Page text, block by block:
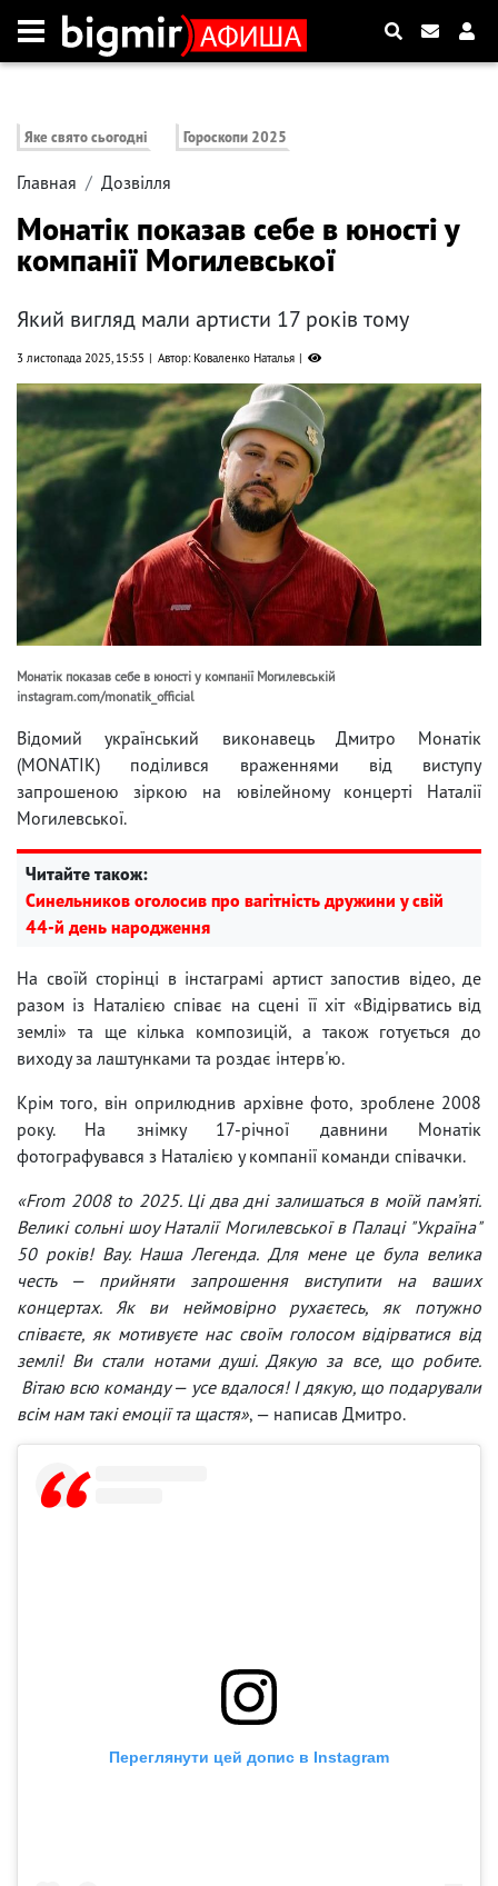
Яке свято сьогодні Гороскопи 2025
Главная Дозвілля
Монатік показав себе в юності у
компанії Могилевської
Який вигляд мали артисти 17 років тому
3 листопада 2025, 15:55 Автор: Коваленко Наталья
Монатік показав себе в юності у компанії Могилевській
instagram.com/monatik_official
Відомий український виконавець Дмитро Монатік
(MONATIK) поділився враженнями від виступу
запрошеною зіркою на ювілейному концерті Наталії
Могилевської.
Читайте також:
Синельников оголосив про вагітність дружини у свій
44-й день народження
На своїй сторінці в інстаграмі артист запостив відео, де
разом із Наталією співає на сцені її хіт «Відірватись від
землі» та ще кілька композицій, а також готується до
виходу за лаштунками та роздає інтерв'ю.
Крім того, він оприлюднив архівне фото, зроблене 2008
року. На знімку 17-річної давнини Монатік
фотографувався з Наталією у компанії команди співачки.
«From 2008 to 2025. Ці два дні залишаться в моїй пам’яті.
Великі сольні шоу Наталії Могилевської в Палаці "Україна"
50 років! Вау. Наша Легенда. Для мене це була велика
честь — прийняти запрошення виступити на ваших
концертах. Як ви неймовірно рухаєтесь, як потужно
співаєте, як мотивуєте нас своїм голосом відірватися від
землі! Ви стали нотами душі. Дякую за все, що робите.
Вітаю всю команду — усе вдалося! І дякую, що подарували
всім нам такі емоції та щастя», — написав Дмитро.
Переглянути цей допис в Instagram